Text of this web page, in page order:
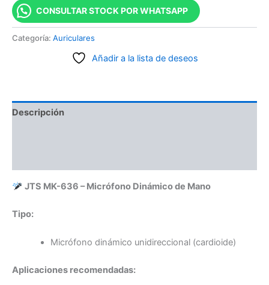
CONSULTAR STOCK POR WHATSAPP
Categoría: Auriculares
Añadir a la lista de deseos
Descripción
JTS MK-636 – Micrófono Dinámico de Mano
Tipo:
Micrófono dinámico unidireccional (cardioide)
Aplicaciones recomendadas: